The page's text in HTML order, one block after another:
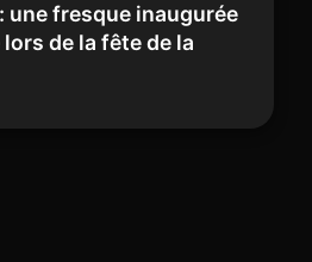
une fresque inaugurée
de la fête de la